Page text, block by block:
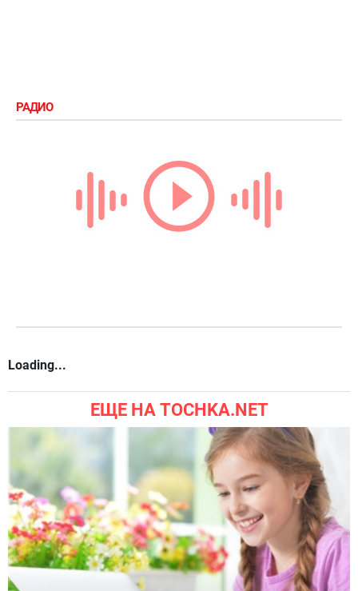
РАДИО
Loading...
ЕЩЕ НА TOCHKA.NET